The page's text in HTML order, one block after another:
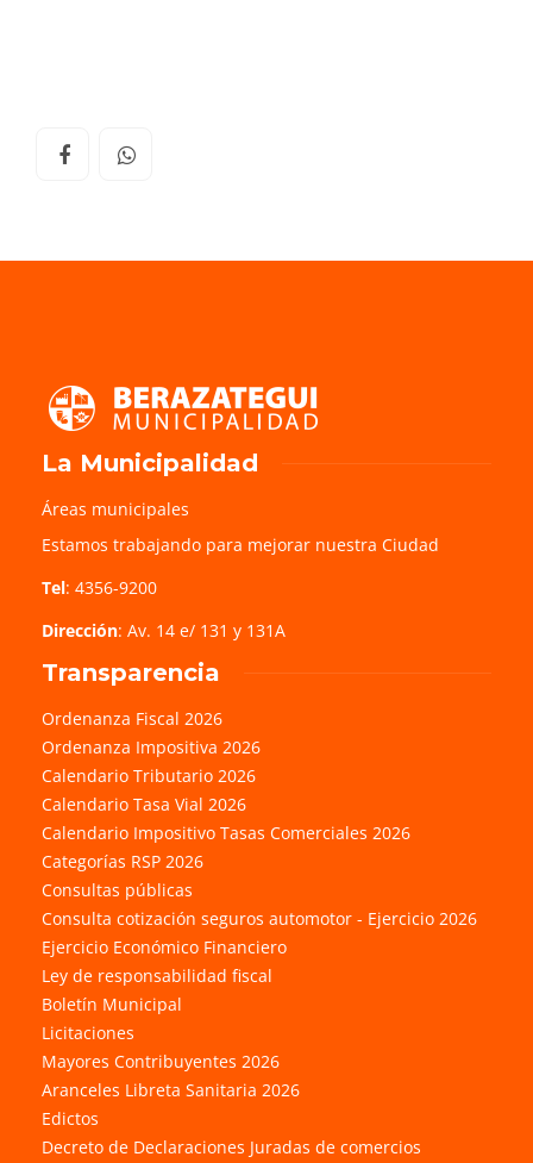
La Municipalidad
Áreas municipales
Estamos trabajando para mejorar nuestra Ciudad
Tel: 4356-9200
Dirección: Av. 14 e/ 131 y 131A
Transparencia
Ordenanza Fiscal 2026
Ordenanza Impositiva 2026
Calendario Tributario 2026
Calendario Tasa Vial 2026
Calendario Impositivo Tasas Comerciales 2026
Categorías RSP 2026
Consultas públicas
Consulta cotización seguros automotor - Ejercicio 2026
Ejercicio Económico Financiero
Ley de responsabilidad fiscal
Boletín Municipal
Licitaciones
Mayores Contribuyentes 2026
Aranceles Libreta Sanitaria 2026
Edictos
Decreto de Declaraciones Juradas de comercios